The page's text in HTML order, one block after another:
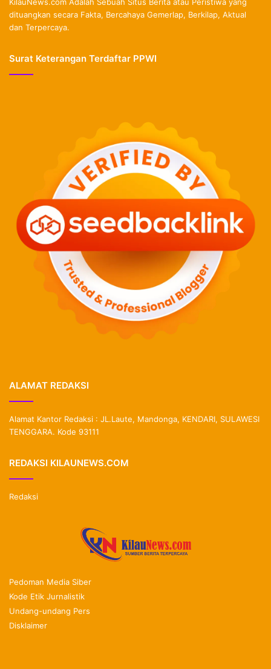
dituangkan secara Fakta, Bercahaya Gemerlap, Berkilap, Aktual
dan Terpercaya.
Surat Keterangan Terdaftar PPWI
ALAMAT REDAKSI
Alamat Kantor Redaksi : JL.Laute, Mandonga, KENDARI, SULAWESI
TENGGARA. Kode 93111
REDAKSI KILAUNEWS.COM
Redaksi
Pedoman Media Siber
Kode Etik Jurnalistik
Undang-undang Pers
Disklaimer